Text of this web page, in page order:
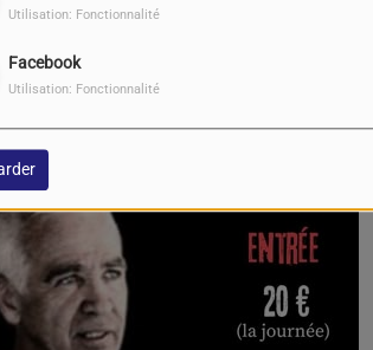
Utilisation: Fonctionnalité
Facebook
Utilisation: Fonctionnalité